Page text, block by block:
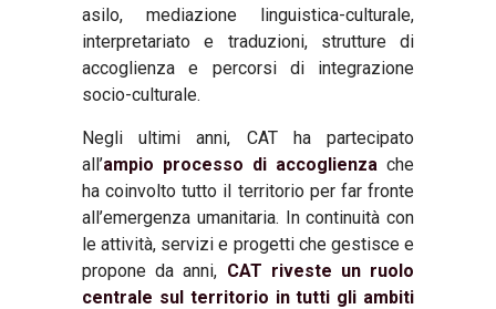
asilo, mediazione linguistica-culturale,
interpretariato e traduzioni, strutture di
accoglienza e percorsi di integrazione
socio-culturale.
Negli ultimi anni, CAT ha partecipato
all’ampio processo di accoglienza che
ha coinvolto tutto il territorio per far fronte
all’emergenza umanitaria. In continuità con
le attività, servizi e progetti che gestisce e
propone da anni, CAT riveste un ruolo
centrale sul territorio in tutti gli ambiti